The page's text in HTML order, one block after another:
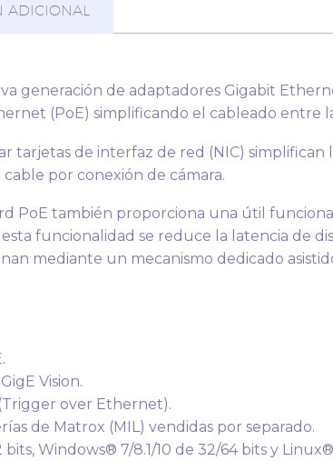
ADICIONAL
generación de adaptadores Gigabit
(PoE) simplificando el cableado entre
tarjetas de interfaz de red (NIC)
por conexión de cámara.
PoE también proporciona una útil
funcionalidad se reduce la latencia de
mediante un mecanismo dedicado
Vision.
over Ethernet).
de Matrox (MIL) vendidas por separado.
Windows® 7/8.1/10 de 32/64 bits y